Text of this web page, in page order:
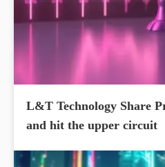
L&T Technology Share
and hit the upper circuit